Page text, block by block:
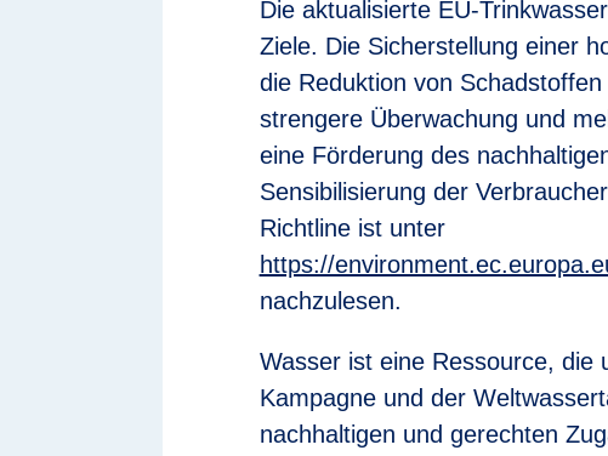
Die aktualisierte EU-
Ziele. Die Sicherstellung einer
die Reduktion von
strengere Überwachung und
eine Förderung des
Sensibilisierung der
Richtline ist unter
https://
nachzulesen.
Wasser ist eine Ressource, die
Kampagne und der
nachhaltigen und gerechten